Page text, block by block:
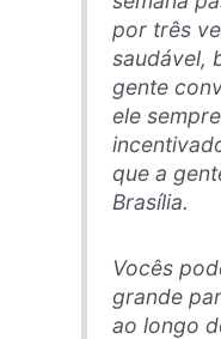
por três
saudável,
gente
ele
que a
Brasília.
Vocês
grande
ao longo